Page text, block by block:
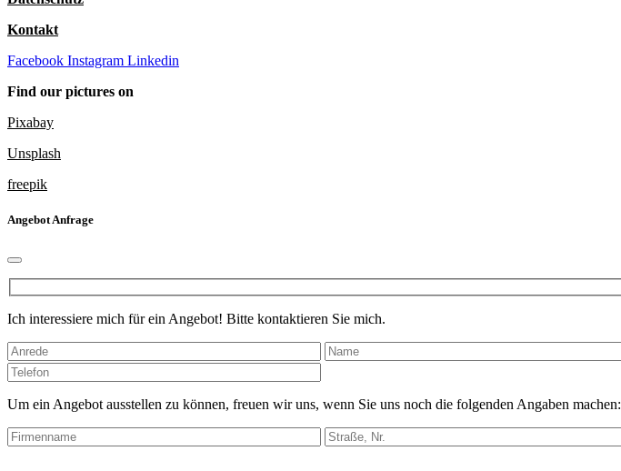
Kontakt
Facebook Instagram Linkedin
Find our pictures on
Pixabay
Unsplash
freepik
Angebot Anfrage
Ich interessiere mich für ein Angebot! Bitte kontaktieren Sie mich.
Bitte
lasse
dieses
leer.
Um ein Angebot ausstellen zu können, freuen wir uns, wenn Sie uns noch die folgenden Angaben machen: